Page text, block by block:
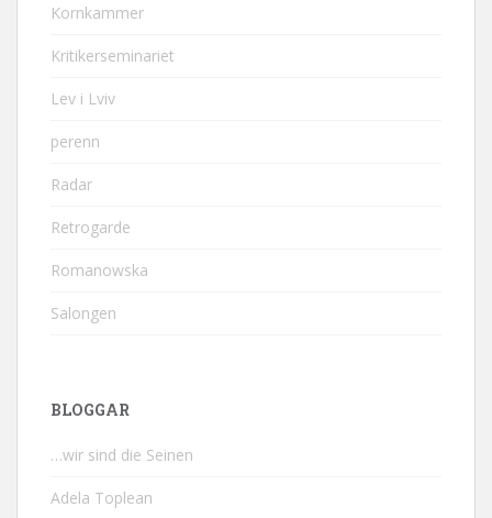
Kornkammer
Kritikerseminariet
Lev i Lviv
perenn
Radar
Retrogarde
Romanowska
Salongen
BLOGGAR
…wir sind die Seinen
Adela Toplean